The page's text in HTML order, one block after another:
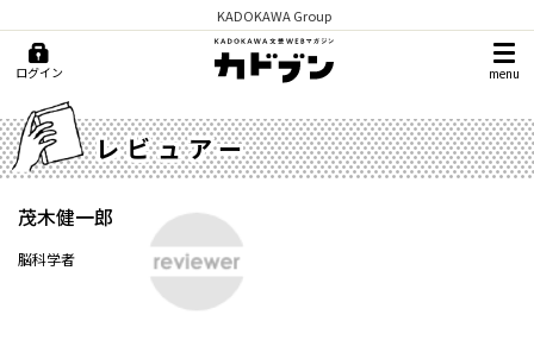
KADOKAWA Group
ログイン menu
レビュアー
茂木健一郎
脳科学者